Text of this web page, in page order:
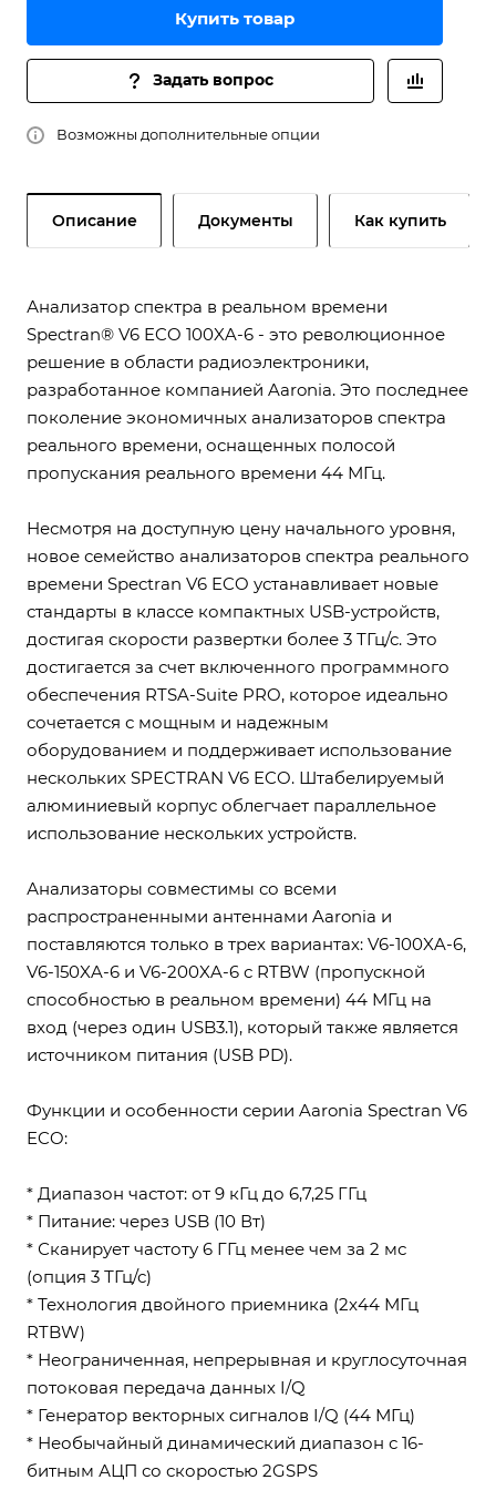
Купить товар
Задать вопрос
Возможны дополнительные опции
Описание Документы Как купить
Анализатор спектра в реальном времени
Spectran® V6 ECO 100XA-6 - это революционное
решение в области радиоэлектроники,
разработанное компанией Aaronia. Это последнее
поколение экономичных анализаторов спектра
реального времени, оснащенных полосой
пропускания реального времени 44 МГц.
Несмотря на доступную цену начального уровня,
новое семейство анализаторов спектра реального
времени Spectran V6 ECO устанавливает новые
стандарты в классе компактных USB-устройств,
достигая скорости развертки более 3 ТГц/с. Это
достигается за счет включенного программного
обеспечения RTSA-Suite PRO, которое идеально
сочетается с мощным и надежным
оборудованием и поддерживает использование
нескольких SPECTRAN V6 ECO. Штабелируемый
алюминиевый корпус облегчает параллельное
использование нескольких устройств.
Анализаторы совместимы со всеми
распространенными антеннами Aaronia и
поставляются только в трех вариантах: V6-100XA-6,
V6-150XA-6 и V6-200XA-6 с RTBW (пропускной
способностью в реальном времени) 44 МГц на
вход (через один USB3.1), который также является
источником питания (USB PD).
Функции и особенности серии Aaronia Spectran V6
ECO:
* Диапазон частот: от 9 кГц до 6,7,25 ГГц
* Питание: через USB (10 Вт)
* Сканирует частоту 6 ГГц менее чем за 2 мс
(опция 3 ТГц/с)
* Технология двойного приемника (2x44 МГц
RTBW)
* Неограниченная, непрерывная и круглосуточная
потоковая передача данных I/Q
* Генератор векторных сигналов I/Q (44 МГц)
* Необычайный динамический диапазон с 16-
битным АЦП со скоростью 2GSPS